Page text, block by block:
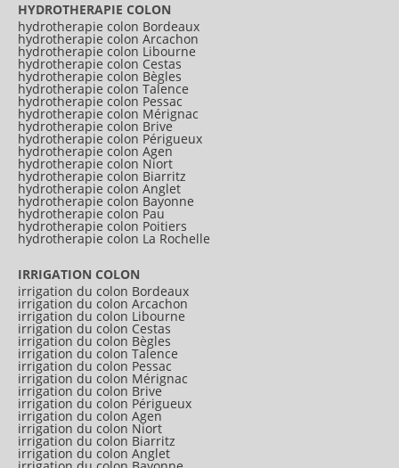
HYDROTHERAPIE COLON
hydrotherapie colon Bordeaux
hydrotherapie colon Arcachon
hydrotherapie colon Libourne
hydrotherapie colon Cestas
hydrotherapie colon Bègles
hydrotherapie colon Talence
hydrotherapie colon Pessac
hydrotherapie colon Mérignac
hydrotherapie colon Brive
hydrotherapie colon Périgueux
hydrotherapie colon Agen
hydrotherapie colon Niort
hydrotherapie colon Biarritz
hydrotherapie colon Anglet
hydrotherapie colon Bayonne
hydrotherapie colon Pau
hydrotherapie colon Poitiers
hydrotherapie colon La Rochelle
IRRIGATION COLON
irrigation du colon Bordeaux
irrigation du colon Arcachon
irrigation du colon Libourne
irrigation du colon Cestas
irrigation du colon Bègles
irrigation du colon Talence
irrigation du colon Pessac
irrigation du colon Mérignac
irrigation du colon Brive
irrigation du colon Périgueux
irrigation du colon Agen
irrigation du colon Niort
irrigation du colon Biarritz
irrigation du colon Anglet